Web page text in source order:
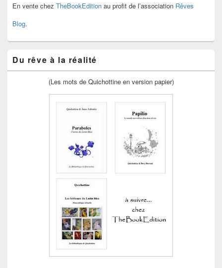
En vente chez TheBookEdition au profit de l’association Rêves
Blog.
Du rêve à la réalité
(Les mots de Quichottine en version papier)